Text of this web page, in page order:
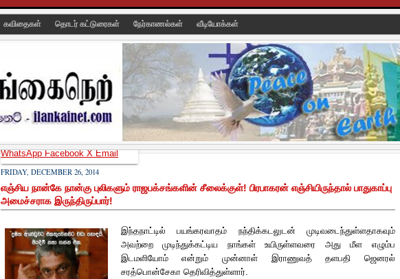
கவிதைகள் தொடர் கட்டுரைகள் நேர்காணல்கள் வீடியோக்கள்
FRIDAY, DECEMBER 26, 2014
எஞ்சிய நான்கே நான்கு புலிகளும் ராஜபக்சங்களின் சீலைக்குள்! பிரபாகரன் எஞ்சியிருந்தால் பாதுகாப்பு
அமைச்சராக இருந்திருப்பார்!
இந்தநாட்டில் பயங்கரவாதம் நந்திக்கடலுடன் முடிவடைந்துள்ளதாகவும்
அவற்றை முடிந்துக்கட்டிய நாங்கள் உயிருள்ளவரை அது மீள எழும்ப
இடமளியோம் என்றும் முன்னாள் இராணுவத் தளபதி ஜெனரல்
சரத்பொன்சேகா தெரிவித்துள்ளார்.
WhatsAppFacebookXEmail